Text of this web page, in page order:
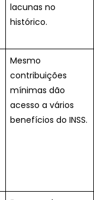
lacunas no
histórico.
Mesmo
contribuições
mínimas dão
acesso a vários
benefícios do INSS.